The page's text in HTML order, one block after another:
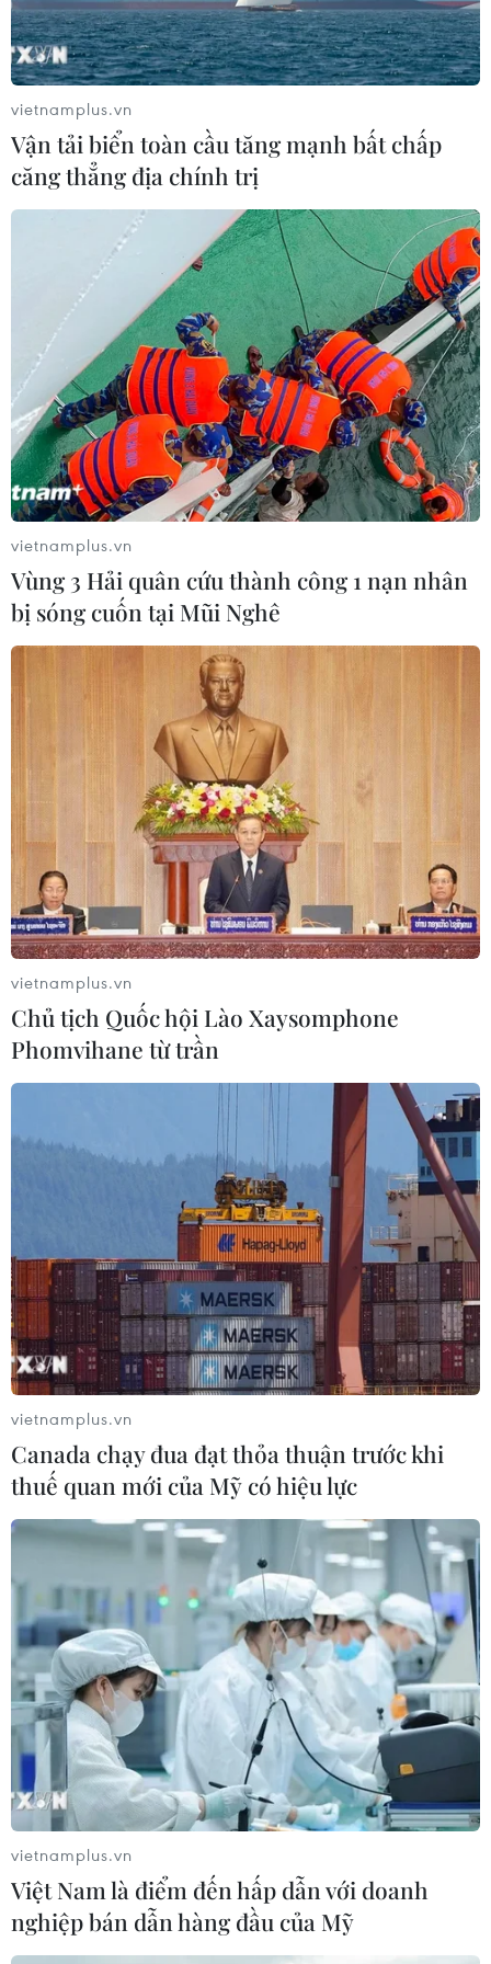
TIN CÙNG CHUYÊN MỤC
Đầu tư cho sức khỏe từ phòng bệnh
đến hạ tầng y tế
vietnamplus.vn
Vận tải biển toàn cầu tăng mạnh bất chấp
căng thẳng địa chính trị
vietnamplus.vn
Vùng 3 Hải quân cứu thành công 1 nạn nhân
bị sóng cuốn tại Mũi Nghê
vietnamplus.vn
Chủ tịch Quốc hội Lào Xaysomphone
Phomvihane từ trần
vietnamplus.vn
Canada chạy đua đạt thỏa thuận trước khi
thuế quan mới của Mỹ có hiệu lực
vietnamplus.vn
Việt Nam là điểm đến hấp dẫn với doanh
nghiệp bán dẫn hàng đầu của Mỹ